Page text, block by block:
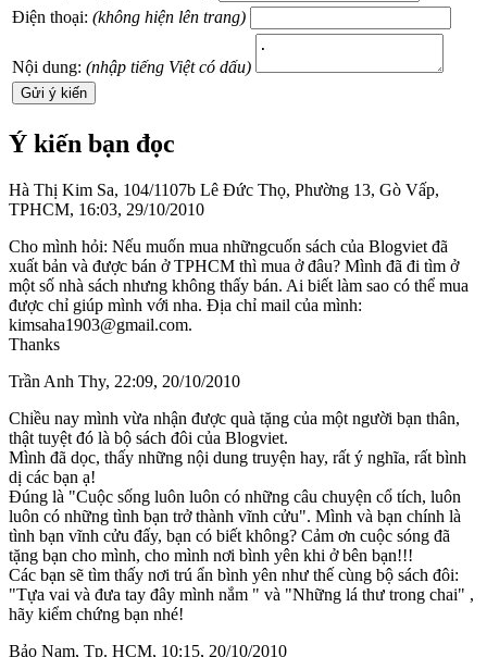
Điện thoại: (không hiện lên trang)
Nội dung: (nhập tiếng Việt có dấu)
Ý kiến bạn đọc
Hà Thị Kim Sa, 104/1107b Lê Đức Thọ, Phường 13, Gò Vấp,
TPHCM, 16:03, 29/10/2010
Cho mình hỏi: Nếu muốn mua nhữngcuốn sách của Blogviet đã
xuất bản và được bán ở TPHCM thì mua ở đâu? Mình đã đi tìm ở
một số nhà sách nhưng không thấy bán. Ai biết làm sao có thể mua
được chỉ giúp mình với nha. Địa chỉ mail của mình:
kimsaha1903@gmail.com.
Thanks
Trần Anh Thy, 22:09, 20/10/2010
Chiều nay mình vừa nhận được quà tặng của một người bạn thân,
thật tuyệt đó là bộ sách đôi của Blogviet.
Mình đã dọc, thấy những nội dung truyện hay, rất ý nghĩa, rất bình
dị các bạn ạ!
Đúng là "Cuộc sống luôn luôn có những câu chuyện cổ tích, luôn
luôn có những tình bạn trở thành vĩnh cửu". Mình và bạn chính là
tình bạn vĩnh cửu đấy, bạn có biết không? Cảm ơn cuộc sóng đã
tặng bạn cho mình, cho mình nơi bình yên khi ở bên bạn!!!
Các bạn sẽ tìm thấy nơi trú ẩn bình yên như thế cùng bộ sách đôi:
"Tựa vai và đưa tay đây mình nắm " và "Những lá thư trong chai" ,
hãy kiểm chứng bạn nhé!
Bảo Nam, Tp. HCM, 10:15, 20/10/2010